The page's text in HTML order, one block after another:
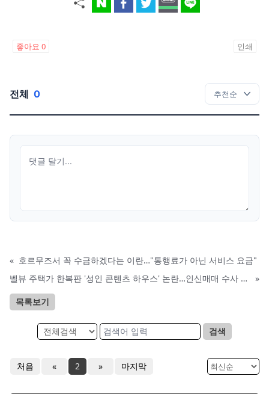
좋아요 0 인쇄
전체 0
« 호르무즈서 꼭 수금하겠다는 이란…"통행료가 아닌 서비스 요금"
벨뷰 주택가 한복판 '성인 콘텐츠 하우스' 논란…인신매매 수사 착수
»
목록보기
검색
처음 « 2 » 마지막